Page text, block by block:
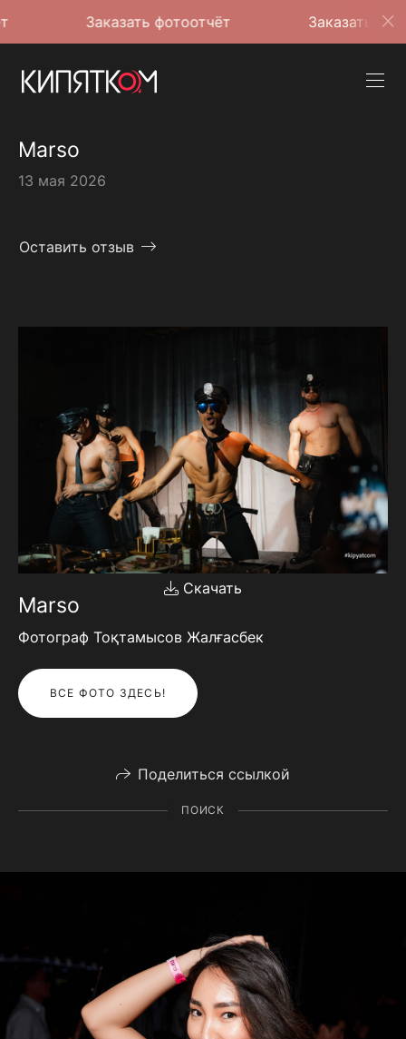
Заказать фотоотчёт Заказать фотоотчёт
Marso
13 мая 2026
Оставить отзыв
Скачать
Marso
Фотограф Тоқтамысов Жалғасбек
ВСЕ ФОТО ЗДЕСЬ!
Поделиться ссылкой
ПОИСК